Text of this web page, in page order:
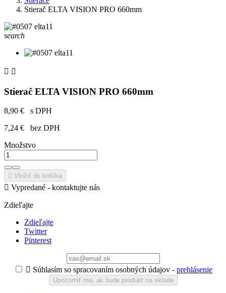
Stierač ELTA VISION PRO 660mm
search
 
Stierač ELTA VISION PRO 660mm
8,90 €
s DPH
7,24 €
bez DPH
Množstvo
 Vložiť do košíka
 Vypredané - kontaktujte nás
Zdieľajte
Zdieľajte
Twitter
Pinterest
 Súhlasím so spracovaním osobných údajov - prehlásenie
Upozorniť ma, ak bude produkt na sklade